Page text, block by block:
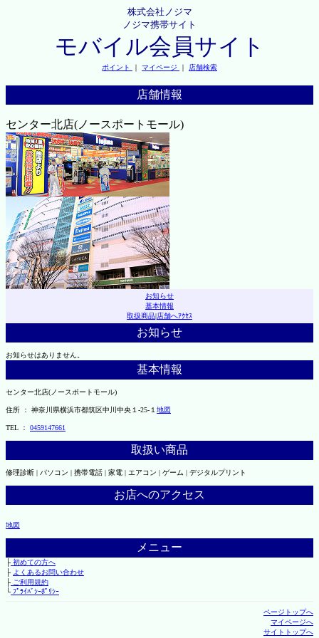
株式会社ノジマ
ノジマ携帯サイト
モバイル会員サイト
ポイント ｜ マイページ ｜ 店舗検索
店舗情報
センター北店(ノースポートモール)
お知らせ
基本情報
取扱商品|店舗へｱｸｾｽ
お知らせ
お知らせはありません。
基本情報
センター北店(ノースポートモール)
住所 ： 神奈川県横浜市都筑区中川中央１-25-１ 地図
TEL ： 0459147661
取扱い商品
修理診断 | パソコン | 携帯電話 | 家電 | エアコン | ゲーム | デジタルプリント
お店へのアクセス
地図
メニュー
├初めての方へ
├ よくあるお問い合わせ
├ご利用規約
└ﾌﾟﾗｲﾊﾞｼｰﾎﾟﾘｼｰ
ページトップへ
マイページへ
サイトトップへ